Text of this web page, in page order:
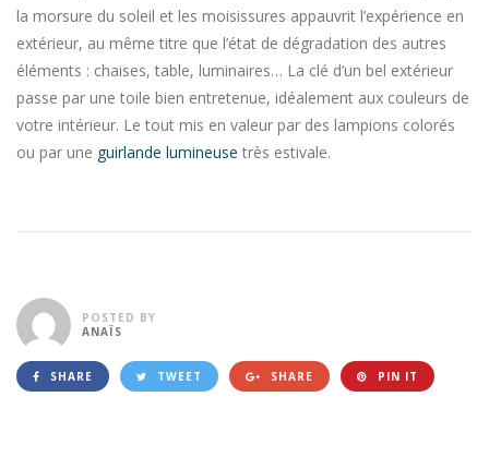
la morsure du soleil et les moisissures appauvrit l’expérience en
extérieur, au même titre que l’état de dégradation des autres
éléments : chaises, table, luminaires… La clé d’un bel extérieur
passe par une toile bien entretenue, idéalement aux couleurs de
votre intérieur. Le tout mis en valeur par des lampions colorés
ou par une guirlande lumineuse très estivale.
POSTED BY
ANAÏS
SHARE TWEET SHARE PIN IT